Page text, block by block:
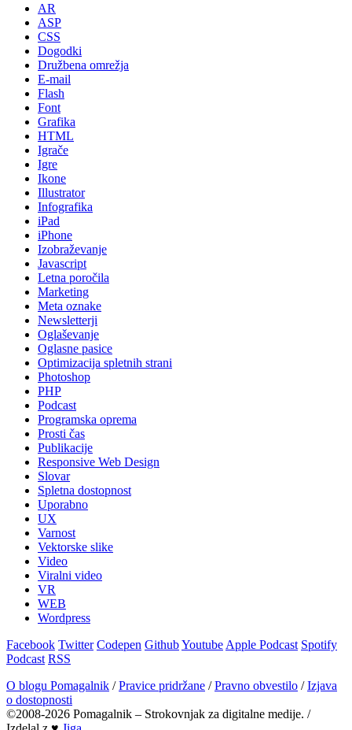
AR
ASP
CSS
Dogodki
Družbena omrežja
E-mail
Flash
Font
Grafika
HTML
Igrače
Igre
Ikone
Illustrator
Infografika
iPad
iPhone
Izobraževanje
Javascript
Letna poročila
Marketing
Meta oznake
Newsletterji
Oglaševanje
Oglasne pasice
Optimizacija spletnih strani
Photoshop
PHP
Podcast
Programska oprema
Prosti čas
Publikacije
Responsive Web Design
Slovar
Spletna dostopnost
Uporabno
UX
Varnost
Vektorske slike
Video
Viralni video
VR
WEB
Wordpress
Facebook Twitter Codepen GithubYoutube Apple Podcast Spotify
Podcast RSS
O blogu Pomagalnik / Pravice pridržane / Pravno obvestilo / Izjava
o dostopnosti
©2008-2026 Pomagalnik – Strokovnjak za digitalne medije. /